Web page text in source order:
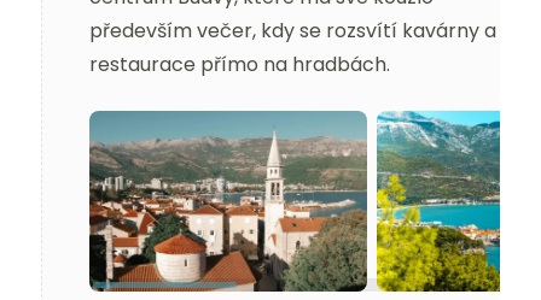
především večer, kdy se rozsvítí kavárny a
restaurace přímo na hradbách.